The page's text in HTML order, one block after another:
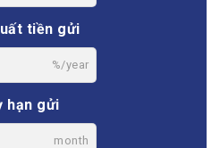
tiền gửi
%/year
hạn gửi
month